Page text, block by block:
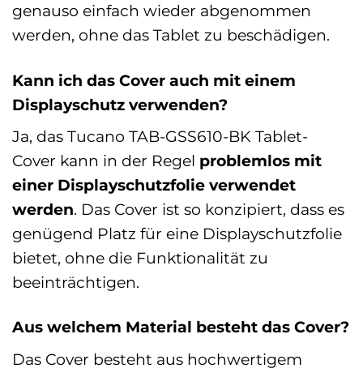
genauso einfach wieder abgenommen
werden, ohne das Tablet zu beschädigen.
Kann ich das Cover auch mit einem
Displayschutz verwenden?
Ja, das Tucano TAB-GSS610-BK Tablet-
Cover kann in der Regel problemlos mit
einer Displayschutzfolie verwendet
werden. Das Cover ist so konzipiert, dass es
genügend Platz für eine Displayschutzfolie
bietet, ohne die Funktionalität zu
beeinträchtigen.
Aus welchem Material besteht das Cover?
Das Cover besteht aus hochwertigem